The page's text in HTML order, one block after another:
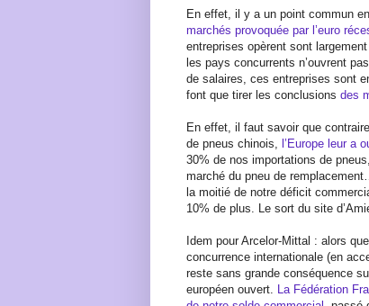
En effet, il y a un point commun
marchés provoquée par l’euro
entreprises opèrent sont
les pays concurrents n’ouvrent
de salaires, ces entreprises sont
font que tirer les conclusions des
En effet, il faut savoir que
de pneus chinois, l’Europe leur a
30% de nos importations de
marché du pneu de
la moitié de notre déficit
10% de plus. Le sort du site
Idem pour Arcelor-Mittal : alors
concurrence internationale (en
reste sans grande conséquence
européen ouvert. La Fédération